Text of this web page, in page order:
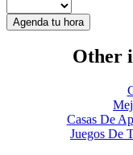
Other
Casas De
Juegos De